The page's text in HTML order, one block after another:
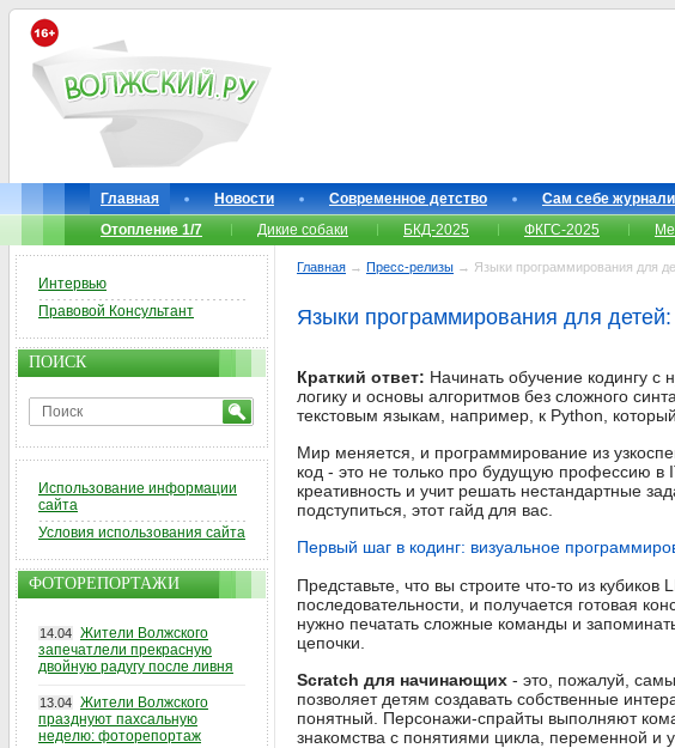
Главная Новости Современное детство Сам себе
Отопление 1/7
Дикие собаки БКД-2025 ФКГС-2025
Главная → Пресс-релизы → Языки программирования для
Языки программирования для детей:
Краткий ответ: Начинать обучение кодингу с
логику и основы алгоритмов без сложного
текстовым языкам, например, к Python,
Мир меняется, и программирование из
код - это не только про будущую профессию в
креативность и учит решать нестандартные
подступиться, этот гайд для вас.
Первый шаг в кодинг: визуальное
Представьте, что вы строите что-то из
последовательности, и получается готовая
нужно печатать сложные команды и
цепочки.
Scratch для начинающих - это, пожалуй,
позволяет детям создавать собственные
понятный. Персонажи-спрайты выполняют
знакомства с понятиями цикла, переменной и
Интервью
Правовой Консультант
ПОИСК
Использование информации
сайта
Условия использования сайта
ФОТОРЕПОРТАЖИ
14.04 Жители Волжского
запечатлели прекрасную
двойную радугу после ливня
13.04 Жители Волжского
празднуют пахсальную
неделю: фоторепортаж